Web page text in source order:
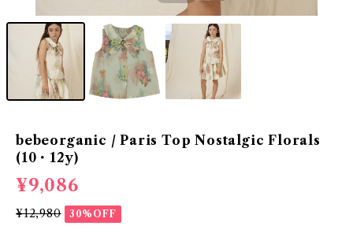
bebeorganic / Paris Top Nostalgic Florals
(10・12y)
¥9,086
¥12,980 30%OFF